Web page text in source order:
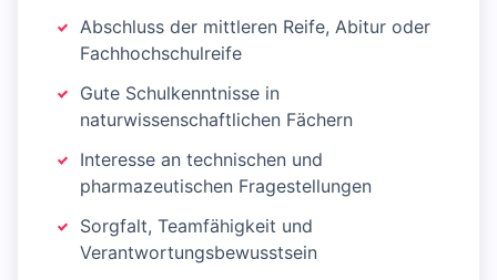
Abschluss der mittleren Reife, Abitur oder
Fachhochschulreife
Gute Schulkenntnisse in
naturwissenschaftlichen Fächern
Interesse an technischen und
pharmazeutischen Fragestellungen
Sorgfalt, Teamfähigkeit und
Verantwortungsbewusstsein